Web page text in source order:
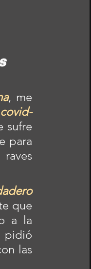
, me
covid-
sufre
para
que
a la